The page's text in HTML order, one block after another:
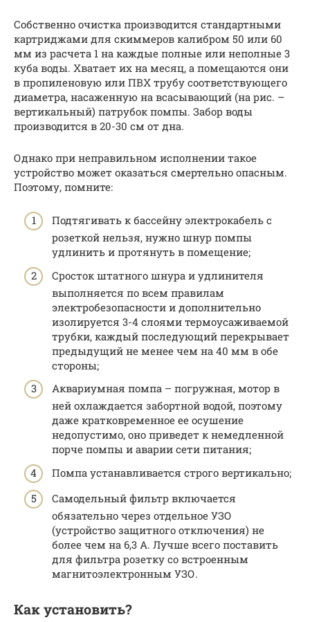
Собственно очистка производится стандартными
картриджами для скиммеров калибром 50 или 60
мм из расчета 1 на каждые полные или неполные 3
куба воды. Хватает их на месяц, а помещаются они
в пропиленовую или ПВХ трубу соответствующего
диаметра, насаженную на всасывающий (на рис. –
вертикальный) патрубок помпы. Забор воды
производится в 20-30 см от дна.
Однако при неправильном исполнении такое
устройство может оказаться смертельно опасным.
Поэтому, помните:
Подтягивать к бассейну электрокабель с
розеткой нельзя, нужно шнур помпы
удлинить и протянуть в помещение;
Сросток штатного шнура и удлинителя
выполняется по всем правилам
электробезопасности и дополнительно
изолируется 3-4 слоями термоусаживаемой
трубки, каждый последующий перекрывает
предыдущий не менее чем на 40 мм в обе
стороны;
Аквариумная помпа – погружная, мотор в
ней охлаждается забортной водой, поэтому
даже кратковременное ее осушение
недопустимо, оно приведет к немедленной
порче помпы и аварии сети питания;
Помпа устанавливается строго вертикально;
Самодельный фильтр включается
обязательно через отдельное УЗО
(устройство защитного отключения) не
более чем на 6,3 А. Лучше всего поставить
для фильтра розетку со встроенным
магнитоэлектронным УЗО.
Как установить?